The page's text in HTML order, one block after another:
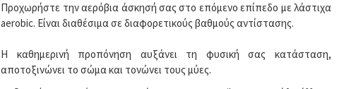
Προχωρήστε την αερόβια άσκησή σας στο επόμενο επίπεδο με λάστιχα
aerobic. Είναι διαθέσιμα σε διαφορετικούς βαθμούς αντίστασης.
Η καθημερινή προπόνηση αυξάνει τη φυσική σας κατάσταση,
αποτοξινώνει το σώμα και τονώνει τους μύες.